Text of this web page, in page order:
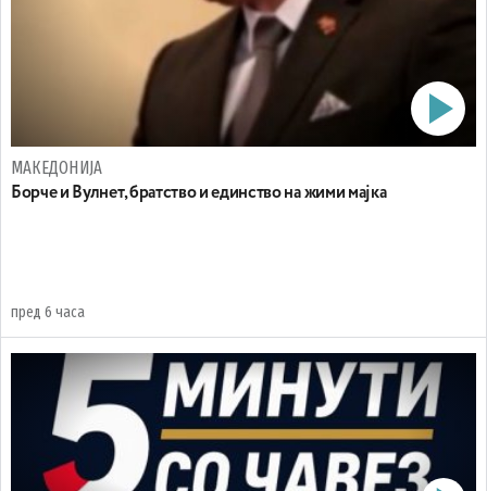
МАКЕДОНИЈА
Борче и Вулнет, братство и единство на жими мајка
пред 6 часа